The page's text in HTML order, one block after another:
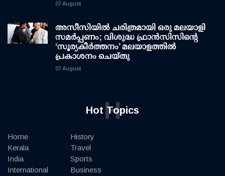
07 August
അസീസിയിൽ ചരിത്രമായി ഒരു മലയാളി
സമർപ്പണം; വിശുദ്ധ ഫ്രാൻസിസിന്റെ
‘സൂര്യകീർത്തനം’ മലയാളത്തിൽ
പ്രകാശനം ചെയ്തു
07 August
Hot Topics
H
Home
Kerala
India
International
History
Travel
Sports
Business